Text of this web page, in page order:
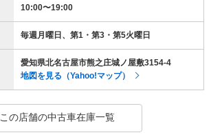
10:00〜19:00
毎週月曜日、第1・第3・第5火曜日
愛知県北名古屋市熊之庄城ノ屋敷3154-4
地図を見る（Yahoo!マップ）
この店舗の中古車在庫一覧